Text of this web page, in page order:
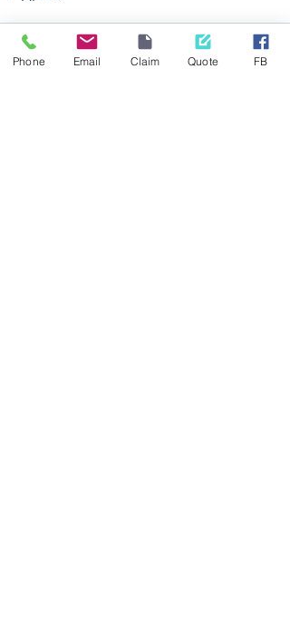
Phone Email Claim Quote FB